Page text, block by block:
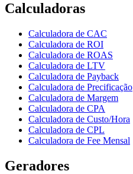
Calculadoras
Calculadora de CAC
Calculadora de ROI
Calculadora de ROAS
Calculadora de LTV
Calculadora de Payback
Calculadora de Precificação
Calculadora de Margem
Calculadora de CPA
Calculadora de Custo/Hora
Calculadora de CPL
Calculadora de Fee Mensal
Geradores